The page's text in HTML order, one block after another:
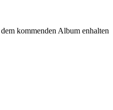
kommenden Album enhalten